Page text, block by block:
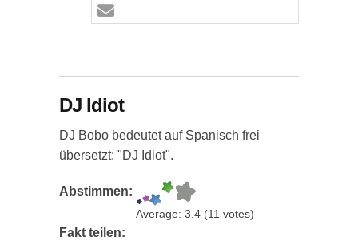
DJ Idiot
DJ Bobo bedeutet auf Spanisch frei
übersetzt: "DJ Idiot".
Abstimmen:
Average: 3.4 (11 votes)
Fakt teilen: